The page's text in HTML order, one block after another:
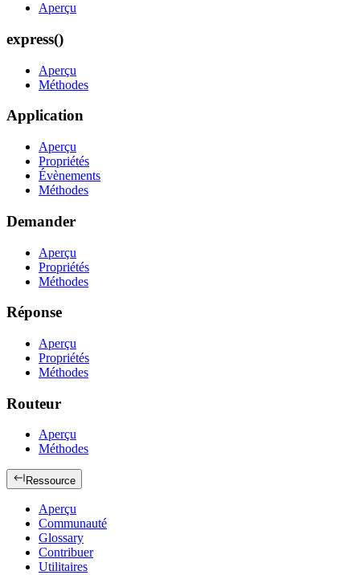
Aperçu
express()
Aperçu
Méthodes
Application
Aperçu
Propriétés
Évènements
Méthodes
Demander
Aperçu
Propriétés
Méthodes
Réponse
Aperçu
Propriétés
Méthodes
Routeur
Aperçu
Méthodes
Ressource
Aperçu
Communauté
Glossary
Contribuer
Utilitaires